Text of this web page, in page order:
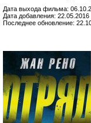
Дата выхода фильма:
Дата добавления: 22.05.2016
Последнее обновление: